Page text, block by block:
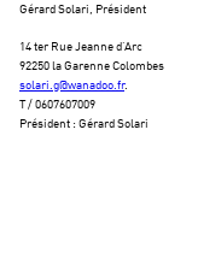
Gérard Solari, Président
14 ter Rue Jeanne d’Arc
92250 la Garenne Colombes
solari.g@wanadoo.fr.
T / 0607607009
Président : Gérard Solari